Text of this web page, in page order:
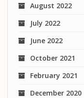
August 2022
July 2022
June 2022
October 2021
February 2021
December 2020